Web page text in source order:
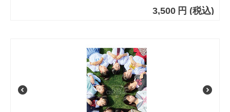
3,500 円 (税込)